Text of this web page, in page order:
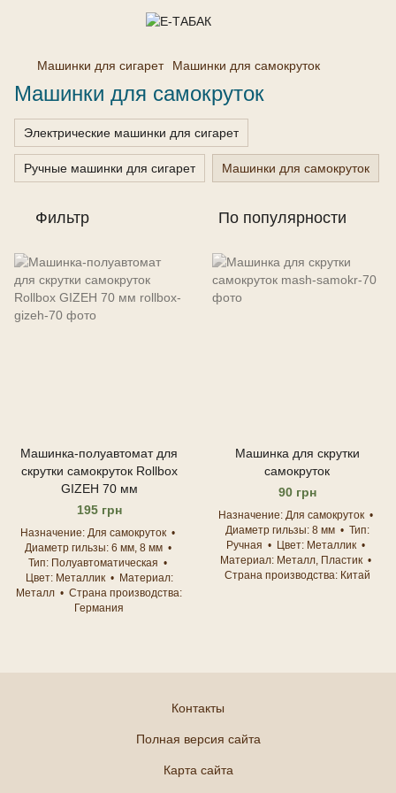
Машинки для сигарет Машинки для самокруток
Машинки для самокруток
Электрические машинки для сигарет
Ручные машинки для сигарет Машинки для самокруток
Фильтр По популярности
Машинка-полуавтомат для
скрутки самокруток Rollbox
GIZEH 70 мм
195 грн
Назначение Для самокруток
Диаметр гильзы 6 мм, 8 мм
Тип
Полуавтоматическая
Цвет
Металлик
Материал
Металл
Страна производства
Германия
Машинка для скрутки
самокруток
90 грн
Назначение Для самокруток
Диаметр гильзы 8 мм
Тип
Ручная
Цвет Металлик
Материал Металл, Пластик
Страна производства
Китай
Контакты
Полная версия сайта
Карта сайта